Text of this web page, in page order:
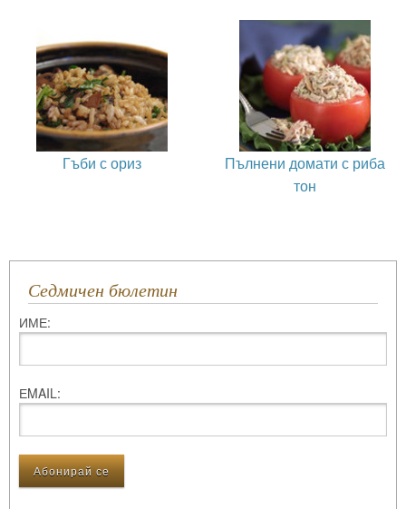
Гъби с ориз
Пълнени домати с риба
тон
Седмичен бюлетин
ИМЕ:
ЕMAIL: